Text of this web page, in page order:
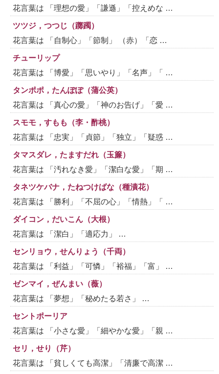
花言葉は 「理想の愛」「謙遜」「控えめな …
ツツジ，つつじ（躑躅）
花言葉は 「自制心」「節制」 （赤）「恋 …
チューリップ
花言葉は 「博愛」「思いやり」「名声」「 …
タンポポ，たんぽぽ（蒲公英）
花言葉は 「真心の愛」「神のお告げ」「愛 …
スモモ，すもも（李・酢桃）
花言葉は 「忠実」「貞節」「独立」「疑惑 …
タマスダレ，たますだれ（玉簾）
花言葉は 「汚れなき愛」「潔白な愛」「期 …
タネツケバナ，たねつけばな（種漬花）
花言葉は 「勝利」「不屈の心」「情熱」「 …
ダイコン，だいこん（大根）
花言葉は 「潔白」「適応力」 …
センリョウ，せんりょう（千両）
花言葉は 「利益」「可憐」「裕福」「富」 …
ゼンマイ，ぜんまい（薇）
花言葉は 「夢想」「秘めたる若さ」 …
セントポーリア
花言葉は 「小さな愛」「細やかな愛」「親 …
セリ，せり（芹）
花言葉は 「貧しくても高潔」「清廉で高潔 …